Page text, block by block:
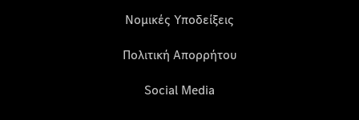
Νομικές Υποδείξεις
Πολιτική Απορρήτου
Social Media